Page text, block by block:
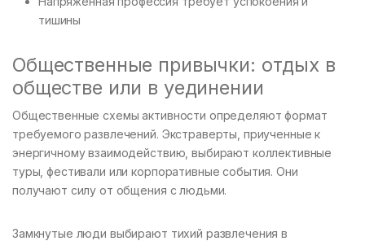
тишины
Общественные привычки: отдых в
обществе или в уединении
Общественные схемы активности определяют формат
требуемого развлечений. Экстраверты, приученные к
энергичному взаимодействию, выбирают коллективные
туры, фестивали или корпоративные события. Они
получают силу от общения с людьми.
Замкнутые люди выбирают тихий развлечения в